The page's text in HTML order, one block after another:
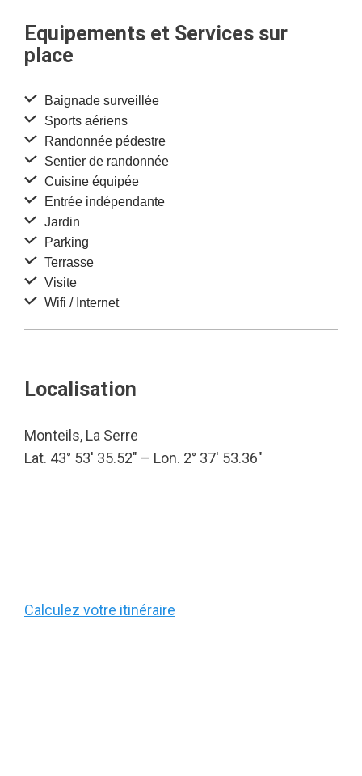
Equipements et Services sur
place
Baignade surveillée
Sports aériens
Randonnée pédestre
Sentier de randonnée
Cuisine équipée
Entrée indépendante
Jardin
Parking
Terrasse
Visite
Wifi / Internet
Localisation
Monteils, La Serre
Lat. 43° 53′ 35.52″ – Lon. 2° 37′ 53.36″
Calculez votre itinéraire